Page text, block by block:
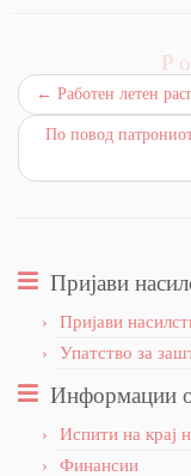
← Работен летен
По повод
Пријави
Пријави
Упатство за
Информации
Испити на крај
Финансии